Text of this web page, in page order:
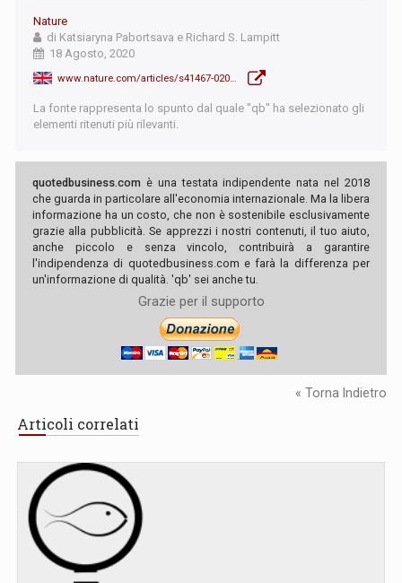
Nature
di Katsiaryna Pabortsava e Richard S. Lampitt
18 Agosto, 2020
www.nature.com/articles/s41467-020-17932-9
La fonte rappresenta lo spunto dal quale "qb" ha selezionato gli
elementi ritenuti più rilevanti.
quotedbusiness.com è una testata indipendente nata nel 2018
che guarda in particolare all'economia internazionale. Ma la libera
informazione ha un costo, che non è sostenibile esclusivamente
grazie alla pubblicità. Se apprezzi i nostri contenuti, il tuo aiuto,
anche piccolo e senza vincolo, contribuirà a garantire
l'indipendenza di quotedbusiness.com e farà la differenza per
un'informazione di qualità. 'qb' sei anche tu.
Grazie per il supporto
« Torna Indietro
Articoli correlati